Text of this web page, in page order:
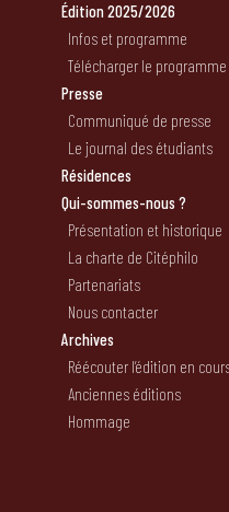
Édition 2025/2026
Infos et programme
Télécharger le programme
Presse
Communiqué de presse
Le journal des étudiants
Résidences
Qui-sommes-nous ?
Présentation et historique
La charte de Citéphilo
Partenariats
Nous contacter
Archives
Réécouter l’édition en
Anciennes éditions
Hommage